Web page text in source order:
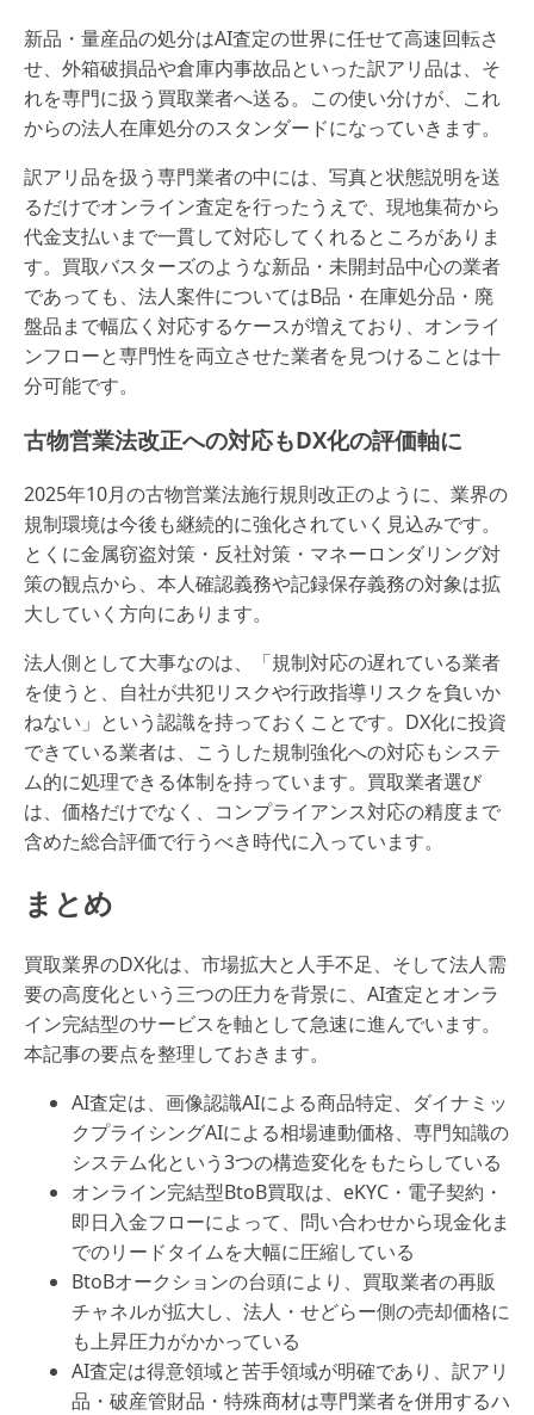
新品・量産品の処分はAI査定の世界に任せて高速回転さ
せ、外箱破損品や倉庫内事故品といった訳アリ品は、そ
れを専門に扱う買取業者へ送る。この使い分けが、これ
からの法人在庫処分のスタンダードになっていきます。
訳アリ品を扱う専門業者の中には、写真と状態説明を送
るだけでオンライン査定を行ったうえで、現地集荷から
代金支払いまで一貫して対応してくれるところがありま
す。買取バスターズのような新品・未開封品中心の業者
であっても、法人案件についてはB品・在庫処分品・廃
盤品まで幅広く対応するケースが増えており、オンライ
ンフローと専門性を両立させた業者を見つけることは十
分可能です。
古物営業法改正への対応もDX化の評価軸に
2025年10月の古物営業法施行規則改正のように、業界の
規制環境は今後も継続的に強化されていく見込みです。
とくに金属窃盗対策・反社対策・マネーロンダリング対
策の観点から、本人確認義務や記録保存義務の対象は拡
大していく方向にあります。
法人側として大事なのは、「規制対応の遅れている業者
を使うと、自社が共犯リスクや行政指導リスクを負いか
ねない」という認識を持っておくことです。DX化に投資
できている業者は、こうした規制強化への対応もシステ
ム的に処理できる体制を持っています。買取業者選び
は、価格だけでなく、コンプライアンス対応の精度まで
含めた総合評価で行うべき時代に入っています。
まとめ
買取業界のDX化は、市場拡大と人手不足、そして法人需
要の高度化という三つの圧力を背景に、AI査定とオンラ
イン完結型のサービスを軸として急速に進んでいます。
本記事の要点を整理しておきます。
AI査定は、画像認識AIによる商品特定、ダイナミッ
クプライシングAIによる相場連動価格、専門知識の
システム化という3つの構造変化をもたらしている
オンライン完結型BtoB買取は、eKYC・電子契約・
即日入金フローによって、問い合わせから現金化ま
でのリードタイムを大幅に圧縮している
BtoBオークションの台頭により、買取業者の再販
チャネルが拡大し、法人・せどらー側の売却価格に
も上昇圧力がかかっている
AI査定は得意領域と苦手領域が明確であり、訳アリ
品・破産管財品・特殊商材は専門業者を併用するハ